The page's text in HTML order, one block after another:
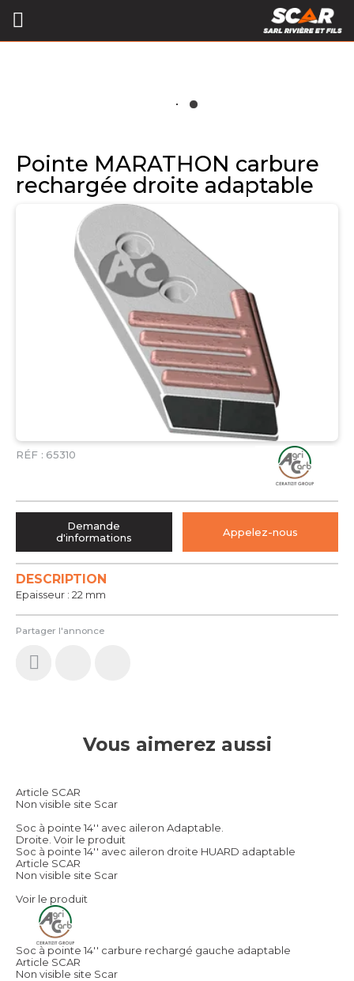
Pointe MARATHON carbure
rechargée droite adaptable
RÉF : 65310
Partager l'annonce
DESCRIPTION
Epaisseur : 22 mm
Demande
d'informations
Appelez-nous
Vous aimerez aussi
Article SCAR
Non visible site Scar
Soc à pointe 14'' avec aileron Adaptable.
Droite. Voir le produit
Soc à pointe 14'' avec aileron droite HUARD adaptable
Article SCAR
Non visible site Scar
Voir le produit
Soc à pointe 14'' carbure rechargé gauche adaptable
Article SCAR
Non visible site Scar